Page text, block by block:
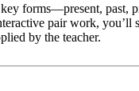
forms—present,
pair work,
by the teacher.